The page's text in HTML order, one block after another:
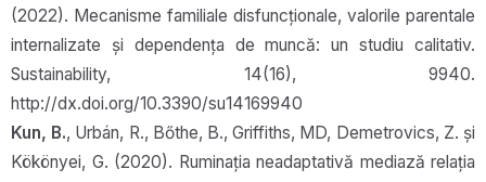
(2022). Mecanisme familiale disfuncționale, valorile parentale
internalizate și dependența de muncă: un studiu calitativ.
Sustainability, 14(16), 9940.
http://dx.doi.org/10.3390/su14169940
Kun, B., Urbán, R., Bőthe, B., Griffiths, MD, Demetrovics, Z. și
Kökönyei, G. (2020). Ruminația neadaptativă mediază relația